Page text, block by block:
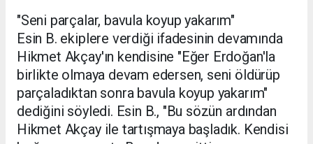
"Seni parçalar, bavula koyup yakarım"
Esin B. ekiplere verdiği ifadesinin devamında
Hikmet Akçay'ın kendisine "Eğer Erdoğan'la
birlikte olmaya devam edersen, seni öldürüp
parçaladıktan sonra bavula koyup yakarım"
dediğini söyledi. Esin B., "Bu sözün ardından
Hikmet Akçay ile tartışmaya başladık. Kendisi